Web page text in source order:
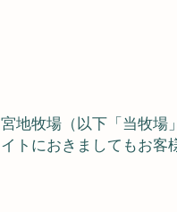
宮地牧場（以下「当牧場
イトにおきましてもお客